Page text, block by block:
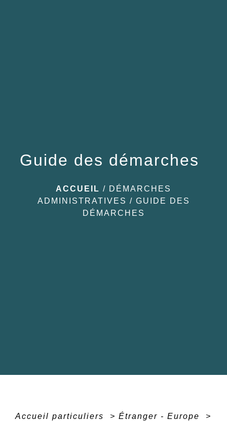
Guide des démarches
ACCUEIL / DÉMARCHES
ADMINISTRATIVES / GUIDE DES
DÉMARCHES
Accueil particuliers > Étranger - Europe
>